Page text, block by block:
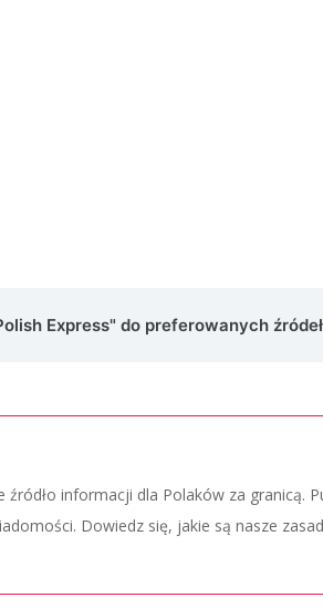
Express" do preferowanych
źródło informacji dla Polaków za granicą.
Dowiedz się, jakie są nasze